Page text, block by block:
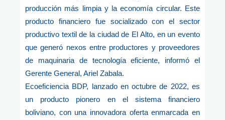
producción más limpia y la economía circular. Este
producto financiero fue socializado con el sector
productivo textil de la ciudad de El Alto, en un evento
que generó nexos entre productores y proveedores
de maquinaria de tecnología eficiente, informó el
Gerente General, Ariel Zabala.
Ecoeficiencia BDP, lanzado en octubre de 2022, es
un producto pionero en el sistema financiero
boliviano, con una innovadora oferta enmarcada en